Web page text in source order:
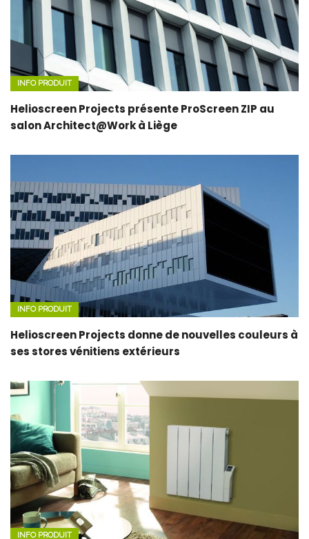
INFO PRODUIT
Helioscreen Projects présente ProScreen ZIP au
salon Architect@Work à Liège
INFO PRODUIT
Helioscreen Projects donne de nouvelles couleurs à
ses stores vénitiens extérieurs
INFO PRODUIT